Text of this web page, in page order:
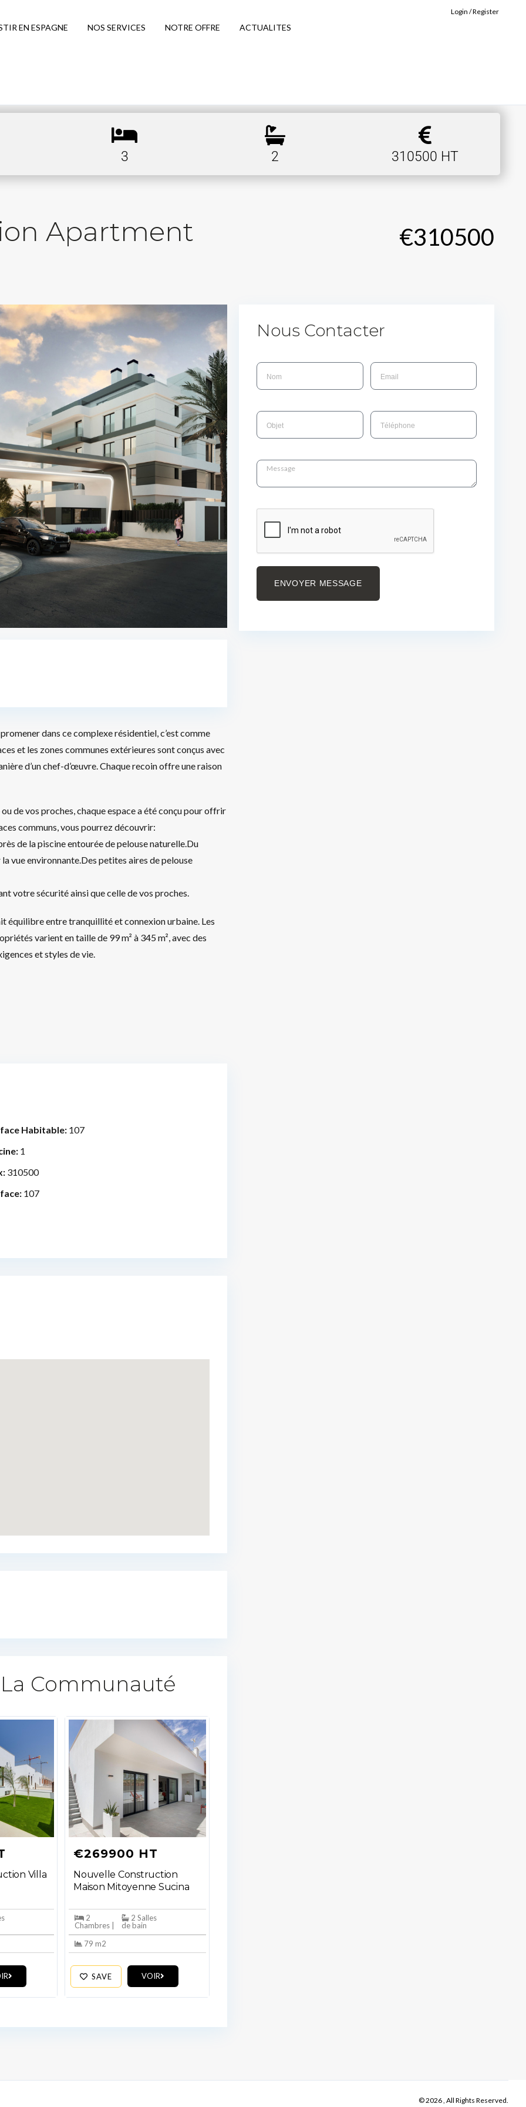
EN ESPAGNE NOS SERVICES NOTRE OFFRE ACTUALITES
Login / Register
3 2 310500 HT
Apartment
€310500
dans ce complexe résidentiel, c’est comme
et les zones communes extérieures sont conçus avec
d’un chef-d’œuvre. Chaque recoin offre une raison
de vos proches, chaque espace a été conçu pour offrir
communs, vous pourrez découvrir:
de la piscine entourée de pelouse naturelle.Du
vue environnante.Des petites aires de pelouse
votre sécurité ainsi que celle de vos proches.
équilibre entre tranquillité et connexion urbaine. Les
varient en taille de 99 m² à 345 m², avec des
et styles de vie.
Habitable: 107
1
310500
107
Communauté​
Villa
€269900 HT
Nouvelle Construction
Maison Mitoyenne Sucina
2
Chambres |
2 Salles
de bain
79 m2
SAVE VOIR
Nous Contacter
ENVOYER MESSAGE
© 2026 , All Rights Reserved.
Don't have an account?
Username
LOGIN
No apps configured. Please contact
your administrator.
Lost your password?